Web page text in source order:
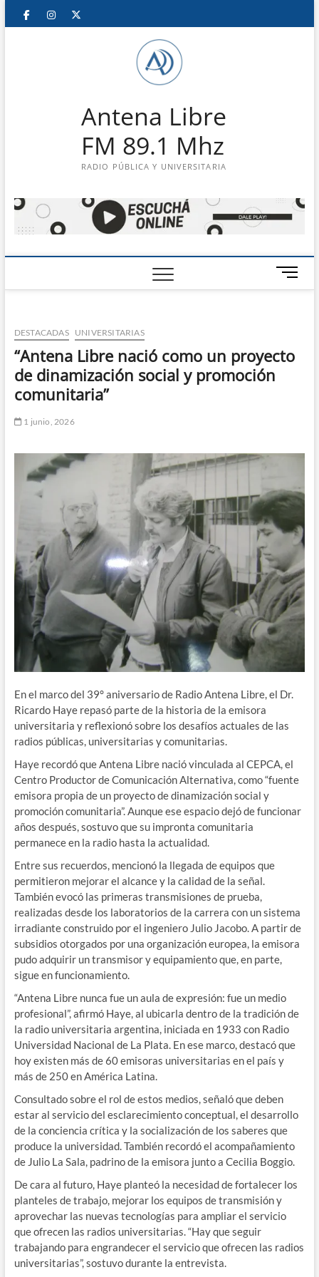
Saltar
FacebookInstagram
Antena Libre
FM 89.1 Mhz
RADIO PÚBLICA Y UNIVERSITARIA
B
o
d
e
DESTACADAS UNIVERSITARIAS
“Antena Libre nació como un proyecto
de dinamización social y promoción
comunitaria”
1 junio, 2026
En el marco del 39° aniversario de Radio Antena Libre, el Dr.
Ricardo Haye repasó parte de la historia de la emisora
universitaria y reflexionó sobre los desafíos actuales de las
radios públicas, universitarias y comunitarias.
Haye recordó que Antena Libre nació vinculada al CEPCA, el
Centro Productor de Comunicación Alternativa, como “fuente
emisora propia de un proyecto de dinamización social y
promoción comunitaria”. Aunque ese espacio dejó de funcionar
años después, sostuvo que su impronta comunitaria
permanece en la radio hasta la actualidad.
Entre sus recuerdos, mencionó la llegada de equipos que
permitieron mejorar el alcance y la calidad de la señal.
También evocó las primeras transmisiones de prueba,
realizadas desde los laboratorios de la carrera con un sistema
irradiante construido por el ingeniero Julio Jacobo. A partir de
subsidios otorgados por una organización europea, la emisora
pudo adquirir un transmisor y equipamiento que, en parte,
sigue en funcionamiento.
“Antena Libre nunca fue un aula de expresión: fue un medio
profesional”, afirmó Haye, al ubicarla dentro de la tradición de
la radio universitaria argentina, iniciada en 1933 con Radio
Universidad Nacional de La Plata. En ese marco, destacó que
hoy existen más de 60 emisoras universitarias en el país y
más de 250 en América Latina.
Consultado sobre el rol de estos medios, señaló que deben
estar al servicio del esclarecimiento conceptual, el desarrollo
de la conciencia crítica y la socialización de los saberes que
produce la universidad. También recordó el acompañamiento
de Julio La Sala, padrino de la emisora junto a Cecilia Boggio.
De cara al futuro, Haye planteó la necesidad de fortalecer los
planteles de trabajo, mejorar los equipos de transmisión y
aprovechar las nuevas tecnologías para ampliar el servicio
que ofrecen las radios universitarias. “Hay que seguir
trabajando para engrandecer el servicio que ofrecen las radios
universitarias”, sostuvo durante la entrevista.